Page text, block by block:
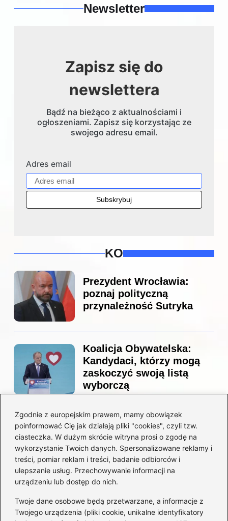
Zgodnie z europejskim prawem, mamy obowiązek
poinformować Cię jak działają pliki "cookies", czyli tzw.
ciasteczka. W dużym skrócie witryna prosi o zgodę na
wykorzystanie Twoich danych. Spersonalizowane reklamy i
treści, pomiar reklam i treści, badanie odbiorców i
ulepszanie usług. Przechowywanie informacji na
urządzeniu lub dostęp do nich.
Twoje dane osobowe będą przetwarzane, a informacje z
Twojego urządzenia (pliki cookie, unikalne identyfikatory
Newsletter
Zapisz się do
newslettera
Bądź na bieżąco z aktualnościami i
ogłoszeniami. Zapisz się korzystając ze
swojego adresu email.
Adres email
KO
Prezydent Wrocławia:
poznaj polityczną
przynależność Sutryka
Koalicja Obywatelska:
Kandydaci, którzy mogą
zaskoczyć swoją listą
wyborczą
Co naprawdę sprzedał
Tusk? Zaskakujące kulisy
wyprzedaży spółek
państwowych
Borys Budka: odkryj kulisy
jego fascynującej kariery